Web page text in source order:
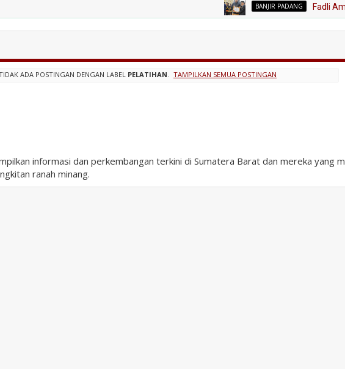
BANJIR PADANG Fadli Amran
ADA POSTINGAN DENGAN LABEL PELATIHAN. TAMPILKAN SEMUA POSTINGAN
informasi dan perkembangan terkini di Sumatera Barat dan mereka yang
ranah minang.